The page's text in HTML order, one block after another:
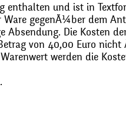
enthalten und ist in
gegenÃ¼ber dem
Absendung. Die Kosten
von 40,00 Euro
werden die